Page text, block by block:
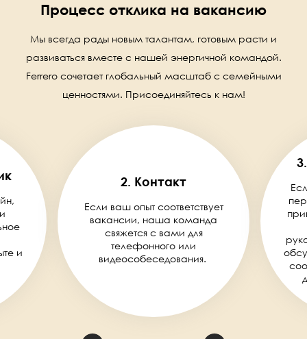
Процесс отклика на вакансию
Мы всегда рады новым талантам, готовым расти и
развиваться вместе с нашей энергичной командой.
Ferrero сочетает глобальный масштаб с семейными
ценностями. Присоединяйтесь к нам!
и
2. Контакт
Если ваш опыт соответствует
вакансии, наша команда
свяжется с вами для
телефонного или
видеособеседования.